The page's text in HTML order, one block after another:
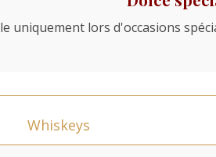
uniquement lors d'occasions
Whiskeys